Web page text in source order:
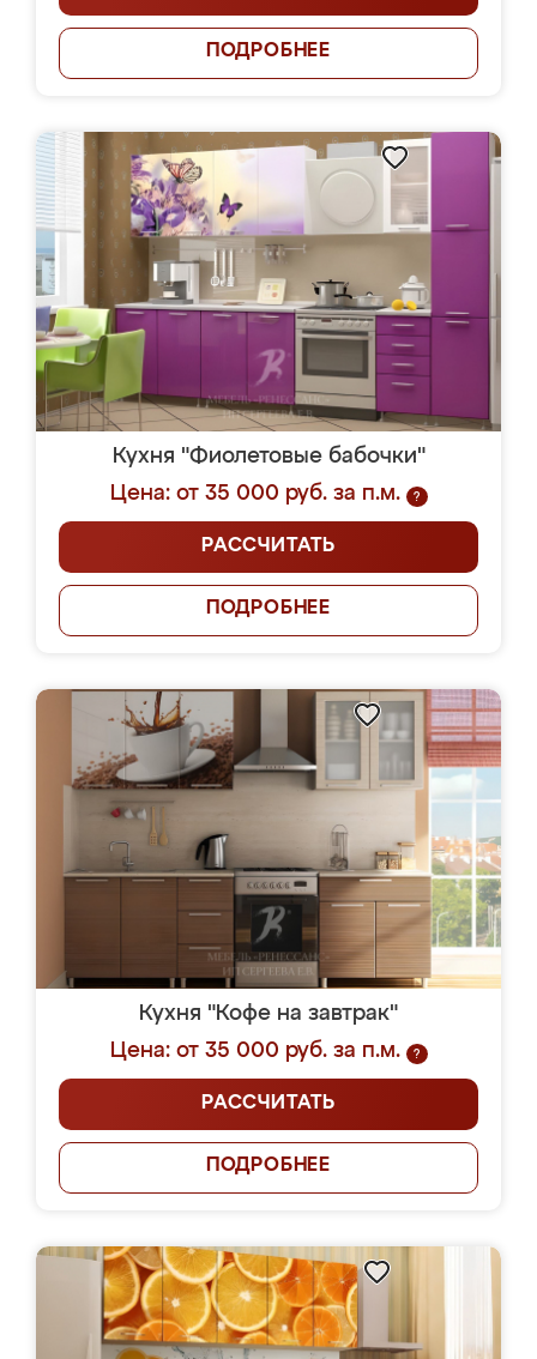
ПОДРОБНЕЕ
Кухня "Фиолетовые бабочки"
Цена: от 35 000 руб. за п.м.
?
РАССЧИТАТЬ
ПОДРОБНЕЕ
Кухня "Кофе на завтрак"
Цена: от 35 000 руб. за п.м.
?
РАССЧИТАТЬ
ПОДРОБНЕЕ